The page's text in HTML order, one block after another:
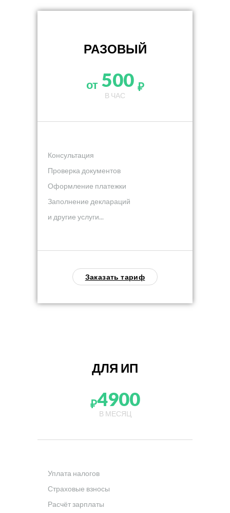
РАЗОВЫЙ
от500 ₽
В ЧАС
Консультация
Проверка документов
Оформление платежки
Заполнение деклараций
и другие услуги...
Заказать тариф
ДЛЯ ИП
₽4900
В МЕСЯЦ
Уплата налогов
Страховые взносы
Расчёт зарплаты